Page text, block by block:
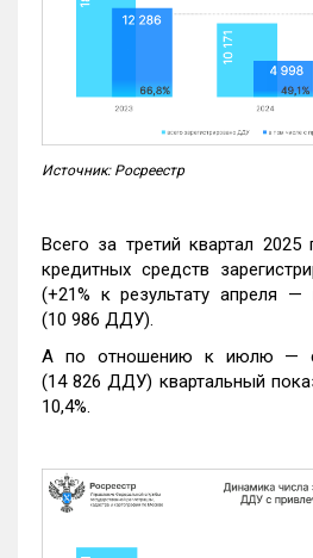
Источник: Росреестр
Всего за третий квартал 2025
кредитных средств
(+21% к результату апреля
(10 986 ДДУ).
А по отношению к июлю —
(14 826 ДДУ) квартальный
10,4%.